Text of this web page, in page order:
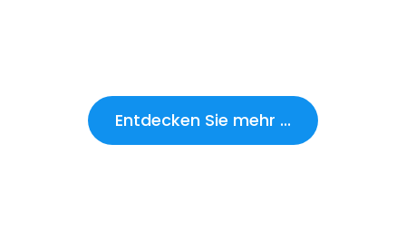
Entdecken Sie mehr ...